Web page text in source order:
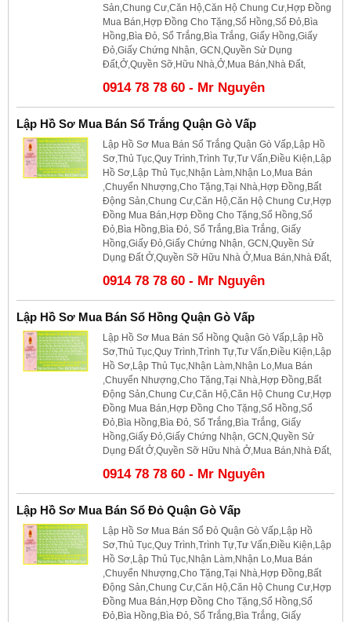
Sản,Chung Cư,Căn Hộ,Căn Hộ Chung Cư,Hợp Đồng
Mua Bán,Hợp Đồng Cho Tặng,Sổ Hồng,Sổ Đỏ,Bìa
Hồng,Bìa Đỏ, Sổ Trắng,Bìa Trắng, Giấy Hồng,Giấy
Đỏ,Giấy Chứng Nhận, GCN,Quyền Sử Dụng
Đất,Ở,Quyền Sỡ,Hữu Nhà,Ở,Mua Bán,Nhà Đất,
0914 78 78 60 - Mr Nguyên
Lập Hồ Sơ Mua Bán Sổ Trắng Quận Gò Vấp
Lập Hồ Sơ Mua Bán Sổ Trắng Quận Gò Vấp,Lập Hồ
Sơ,Thủ Tục,Quy Trình,Trình Tự,Tư Vấn,Điều Kiện,Lập
Hồ Sơ,Lập Thủ Tục,Nhận Làm,Nhận Lo,Mua Bán
,Chuyển Nhượng,Cho Tặng,Tại Nhà,Hợp Đồng,Bất
Động Sản,Chung Cư,Căn Hộ,Căn Hộ Chung Cư,Hợp
Đồng Mua Bán,Hợp Đồng Cho Tặng,Sổ Hồng,Sổ
Đỏ,Bìa Hồng,Bìa Đỏ, Sổ Trắng,Bìa Trắng, Giấy
Hồng,Giấy Đỏ,Giấy Chứng Nhận, GCN,Quyền Sử
Dụng Đất Ở,Quyền Sỡ Hữu Nhà Ở,Mua Bán,Nhà Đất,
0914 78 78 60 - Mr Nguyên
Lập Hồ Sơ Mua Bán Sổ Hồng Quận Gò Vấp
Lập Hồ Sơ Mua Bán Sổ Hồng Quận Gò Vấp,Lập Hồ
Sơ,Thủ Tục,Quy Trình,Trình Tự,Tư Vấn,Điều Kiện,Lập
Hồ Sơ,Lập Thủ Tục,Nhận Làm,Nhận Lo,Mua Bán
,Chuyển Nhượng,Cho Tặng,Tại Nhà,Hợp Đồng,Bất
Động Sản,Chung Cư,Căn Hộ,Căn Hộ Chung Cư,Hợp
Đồng Mua Bán,Hợp Đồng Cho Tặng,Sổ Hồng,Sổ
Đỏ,Bìa Hồng,Bìa Đỏ, Sổ Trắng,Bìa Trắng, Giấy
Hồng,Giấy Đỏ,Giấy Chứng Nhận, GCN,Quyền Sử
Dụng Đất Ở,Quyền Sỡ Hữu Nhà Ở,Mua Bán,Nhà Đất,
0914 78 78 60 - Mr Nguyên
Lập Hồ Sơ Mua Bán Sổ Đỏ Quận Gò Vấp
Lập Hồ Sơ Mua Bán Sổ Đỏ Quận Gò Vấp,Lập Hồ
Sơ,Thủ Tục,Quy Trình,Trình Tự,Tư Vấn,Điều Kiện,Lập
Hồ Sơ,Lập Thủ Tục,Nhận Làm,Nhận Lo,Mua Bán
,Chuyển Nhượng,Cho Tặng,Tại Nhà,Hợp Đồng,Bất
Động Sản,Chung Cư,Căn Hộ,Căn Hộ Chung Cư,Hợp
Đồng Mua Bán,Hợp Đồng Cho Tặng,Sổ Hồng,Sổ
Đỏ,Bìa Hồng,Bìa Đỏ, Sổ Trắng,Bìa Trắng, Giấy